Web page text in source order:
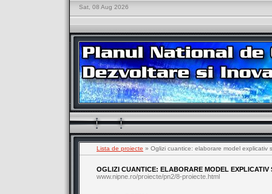
Sat, 08 Aug 2026
Lista de proiecte » Oglizi cuantice: elaborare model explicativ
OGLIZI CUANTICE: ELABORARE MODEL EXPLICATIV
www.nipne.ro/proiecte/pn2/8-proiecte.html